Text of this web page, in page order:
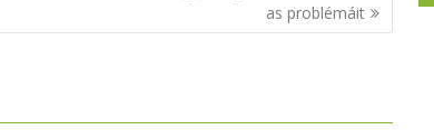
as problémáit